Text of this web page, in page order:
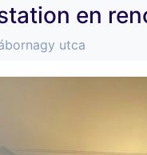
en
utca